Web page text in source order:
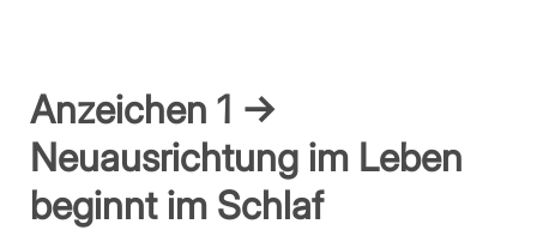
Anzeichen 1 →
Neuausrichtung im Leben
beginnt im Schlaf